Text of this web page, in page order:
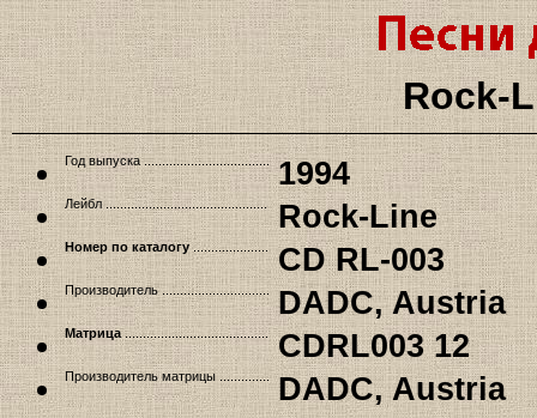
Rock-
Год выпуска 1994
Лейбл Rock-Line
Номер по каталогу CD RL-003
Производитель DADC, Austria
Матрица CDRL003 12
Производитель матрицы DADC, Austria